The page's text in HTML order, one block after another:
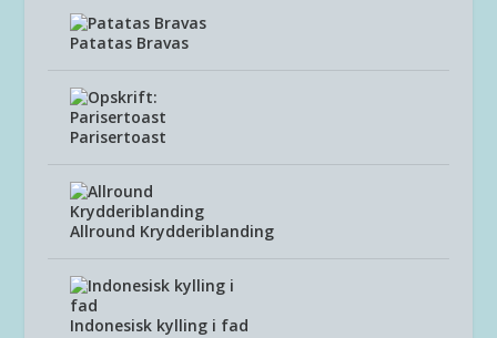
Patatas Bravas
Parisertoast
Allround Krydderiblanding
Indonesisk kylling i fad